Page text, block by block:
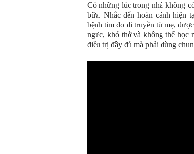
Có những lúc trong nhà không
bữa. Nhắc đến hoàn cảnh hiện
bệnh tim do di truyền từ mẹ,
ngực, khó thở và không thể học
điều trị đầy đủ mà phải dùng